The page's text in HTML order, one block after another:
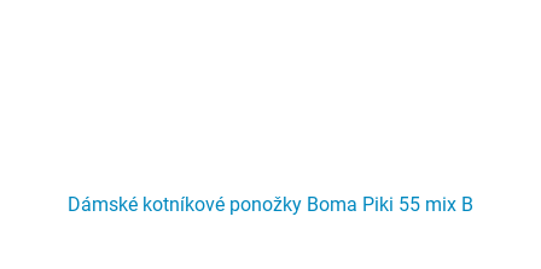
Dámské kotníkové ponožky Boma Piki 55 mix B